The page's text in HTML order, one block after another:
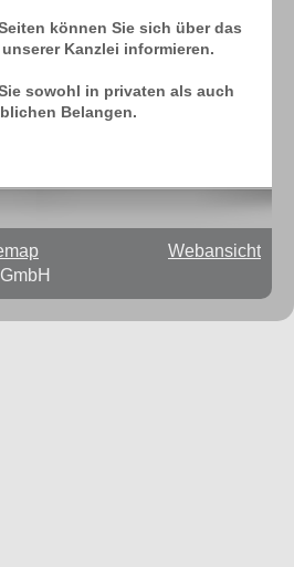
können Sie sich über das
Kanzlei informieren.
sowohl in privaten als auch
Belangen.
Webansicht